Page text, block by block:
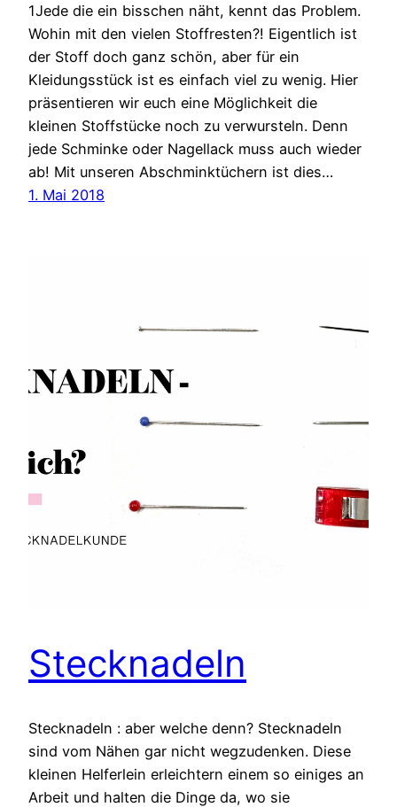
1Jede die ein bisschen näht, kennt das Problem.
Wohin mit den vielen Stoffresten?! Eigentlich ist
der Stoff doch ganz schön, aber für ein
Kleidungsstück ist es einfach viel zu wenig. Hier
präsentieren wir euch eine Möglichkeit die
kleinen Stoffstücke noch zu verwursteln. Denn
jede Schminke oder Nagellack muss auch wieder
ab! Mit unseren Abschminktüchern ist dies…
1. Mai 2018
Stecknadeln
Stecknadeln : aber welche denn? Stecknadeln
sind vom Nähen gar nicht wegzudenken. Diese
kleinen Helferlein erleichtern einem so einiges an
Arbeit und halten die Dinge da, wo sie